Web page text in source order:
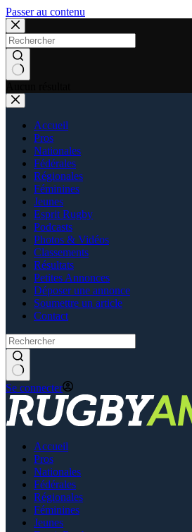
Passer au contenu
Accueil
Pros
Nationales
Fédérales
Régionales
Féminines
Jeunes
Esprit Rugby
Podcasts
Photos & Vidéos
Classements
Résultats
Petites Annonces
Déposer une annonce
Soumettre un article
Contact
Se connecter
Accueil
Pros
Nationales
Fédérales
Régionales
Féminines
Jeunes